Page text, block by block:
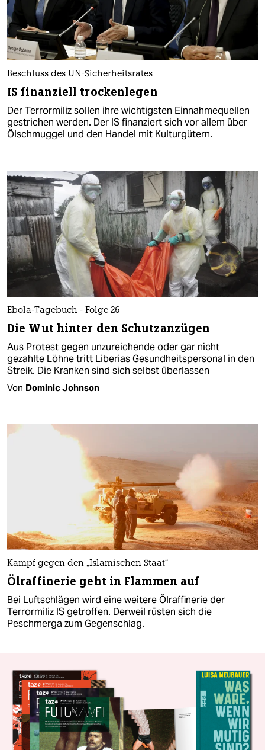
Beschluss des UN-Sicherheitsrates
IS finanziell trockenlegen
Der Terrormiliz sollen ihre wichtigsten Einnahmequellen
gestrichen werden. Der IS finanziert sich vor allem über
Ölschmuggel und den Handel mit Kulturgütern.
Ebola-Tagebuch - Folge 26
Die Wut hinter den Schutzanzügen
Aus Protest gegen unzureichende oder gar nicht
gezahlte Löhne tritt Liberias Gesundheitspersonal in den
Streik. Die Kranken sind sich selbst überlassen
Von Dominic Johnson
Kampf gegen den „Islamischen Staat“
Ölraffinerie geht in Flammen auf
Bei Luftschlägen wird eine weitere Ölraffinerie der
Terrormiliz IS getroffen. Derweil rüsten sich die
Peschmerga zum Gegenschlag.